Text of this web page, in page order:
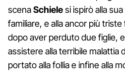
scenaSchielesi ispirò alla
familiare, e alla ancor più
dopo aver perduto due figlie,
assistere alla terribile malattia
portato alla follia e infine alla